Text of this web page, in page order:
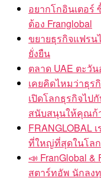
อยากโกอินเตอร์
ต้อง Franglobal
ขยายธุรกิจแฟรน
ยั่งยืน
ตลาด UAE ตะวั
เคยคิดไหมว่าธุร
เปิดโลกธุรกิจไป
สนับสนุนให้คุณก้
FRANGLOBAL
ที่ใหญ่ที่สุดในโลก
📣 FranGlobal
สตาร์ทอัพ นักลง